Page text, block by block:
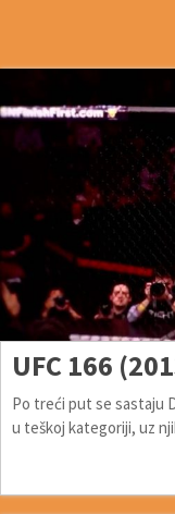
UFC 166
Po treći put se sastaju
u teškoj kategoriji, uz